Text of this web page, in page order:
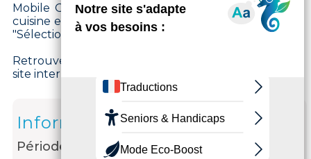
Mobile On Burger est notamment labellisé "ICI la
cuisine est dans le rue", "Fabriqué à Saint-Maur" ou
"Sélection de produits bio".
Retrouvez le planning et votre spot favori sur le
site internet.
Informations
Période d'ouverture